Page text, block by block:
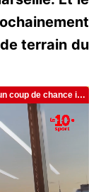
terrain du